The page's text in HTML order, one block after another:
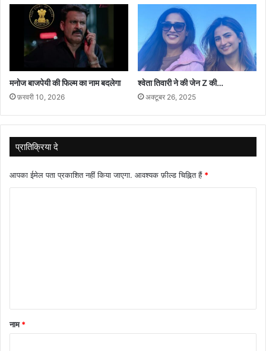
मनोज बाजपेयी की फिल्म का नाम बदलेगा
फ़रवरी 10, 2026
श्वेता तिवारी ने की जेन Z की…
अक्टूबर 26, 2025
प्रातिक्रिया दे
आपका ईमेल पता प्रकाशित नहीं किया जाएगा. आवश्यक फ़ील्ड चिह्नित हैं *
नाम*